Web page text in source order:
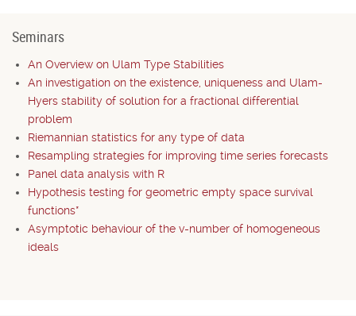
Seminars
An Overview on Ulam Type Stabilities
An investigation on the existence, uniqueness and Ulam-
Hyers stability of solution for a fractional differential
problem
Riemannian statistics for any type of data
Resampling strategies for improving time series forecasts
Panel data analysis with R
Hypothesis testing for geometric empty space survival
functions*
Asymptotic behaviour of the v-number of homogeneous
ideals